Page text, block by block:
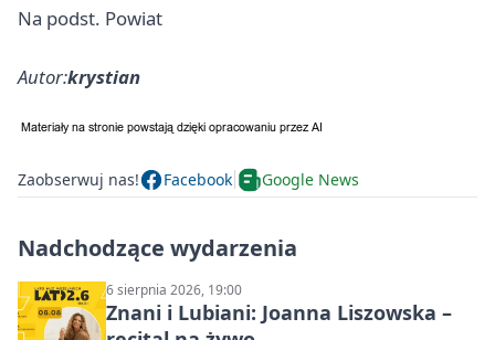
Na podst. Powiat
Autor:krystian
Zaobserwuj nas! Facebook Google News
Nadchodzące wydarzenia
6 sierpnia 2026, 19:00
Znani i Lubiani: Joanna Liszowska –